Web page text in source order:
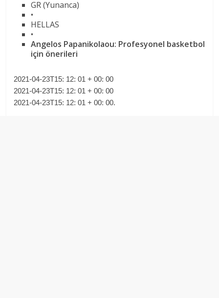
GR (Yunanca)
•
HELLAS
•
Angelos Papanikolaou: Profesyonel basketbol
için önerileri
2021-04-23T15: 12: 01 + 00: 00
2021-04-23T15: 12: 01 + 00: 00
2021-04-23T15: 12: 01 + 00: 00.